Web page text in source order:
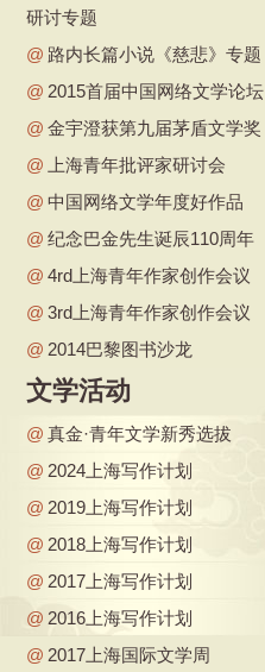
研讨专题
@ 路内长篇小说《慈悲》专题
@ 2015首届中国网络文学论坛
@ 金宇澄获第九届茅盾文学奖
@
上海青年批评家研讨会
@ 中国网络文学年度好作品
@ 纪念巴金先生诞辰110周年
@ 4rd上海青年作家创作会议
@ 3rd上海青年作家创作会议
@ 2014巴黎图书沙龙
文学活动
@ 真金·青年文学新秀选拔
@ 2024上海写作计划
@ 2019上海写作计划
@ 2018上海写作计划
@ 2017上海写作计划
@ 2016上海写作计划
@ 2017上海国际文学周